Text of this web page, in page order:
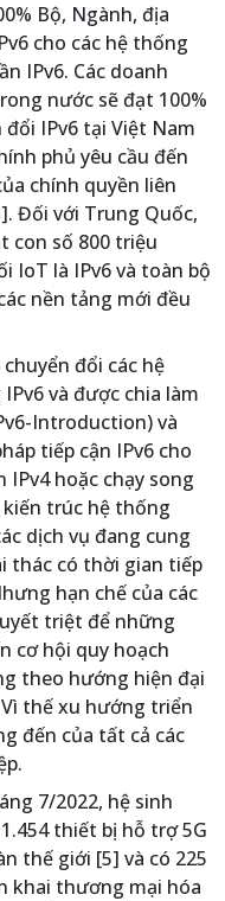
Bộ, Ngành, địa
cho các hệ thống
IPv6. Các doanh
nước sẽ đạt 100%
IPv6 tại Việt Nam
phủ yêu cầu đến
chính quyền liên
Đối với Trung Quốc,
con số 800 triệu
IoT là IPv6 và toàn bộ
nền tảng mới đều
đổi các hệ
và được chia làm
Introduction) và
tiếp cận IPv6 cho
hoặc chạy song
trúc hệ thống
dịch vụ đang cung
thác có thời gian tiếp
hạn chế của các
triệt để những
cơ hội quy hoạch
theo hướng hiện đại
thế xu hướng triển
đến của tất cả các
7/2022, hệ sinh
thiết bị hỗ trợ 5G
thế giới [5] và có 225
khai thương mại hóa